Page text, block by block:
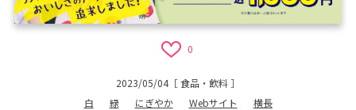
0
2023/05/04［食品・飲料］
白
緑 にぎやか Webサイト 横長